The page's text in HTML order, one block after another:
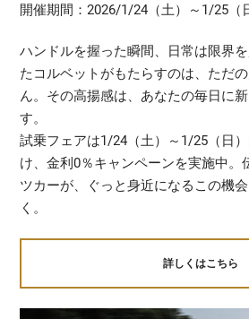
開催期間：2026/1/24（土）～1/25（
ハンドルを握った瞬間、日常は限界
たコルベットがもたらすのは、ただ
ん。その高揚感は、あなたの毎日に
す。
試乗フェアは1/24（土）～1/25（日
け、金利0％キャンペーンを実施中。
ツカーが、ぐっと身近になるこの機
く。
詳しくはこちら